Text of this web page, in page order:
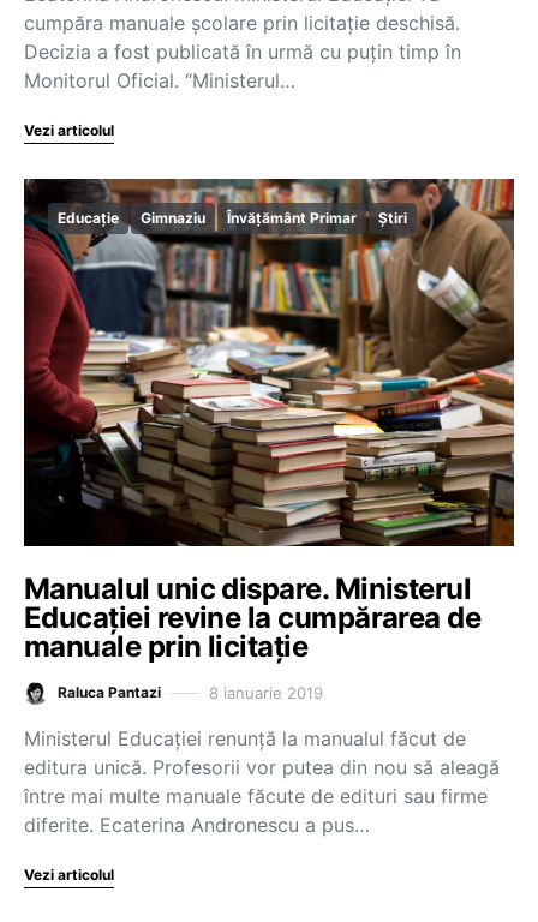
cumpăra manuale școlare prin licitație deschisă.
Decizia a fost publicată în urmă cu puțin timp în
Monitorul Oficial. “Ministerul…
Vezi articolul
Educație Gimnaziu Învățământ Primar Știri
Manualul unic dispare. Ministerul
Educației revine la cumpărarea de
manuale prin licitație
Raluca Pantazi 8 ianuarie 2019
Ministerul Educației renunță la manualul făcut de
editura unică. Profesorii vor putea din nou să aleagă
între mai multe manuale făcute de edituri sau firme
diferite. Ecaterina Andronescu a pus…
Vezi articolul